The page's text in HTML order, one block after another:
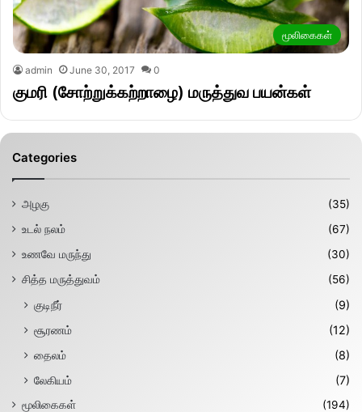
மூலிகைகள்
admin June 30, 2017 0
குமரி (சோற்றுக்கற்றாழை) மருத்துவ பயன்கள்
Categories
அழகு
(35)
உடல் நலம்
(67)
உணவே மருந்து
(30)
சித்த மருத்துவம்
(56)
குடிநீர்
(9)
சூரணம்
(12)
தைலம்
(8)
லேகியம்
(7)
மூலிகைகள் (194)